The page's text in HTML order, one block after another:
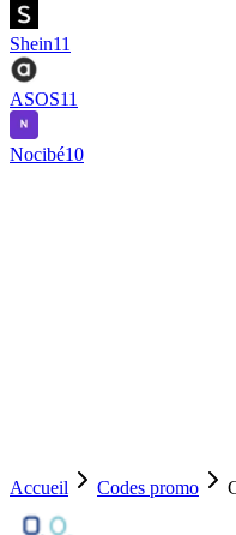
Shein11
ASOS11
Nocibé10
Accueil Codes promo